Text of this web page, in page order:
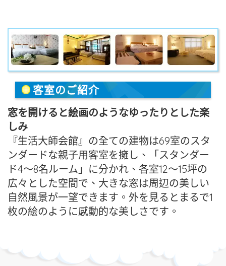
客室のご紹介
窓を開けると絵画のようなゆったりとした楽
しみ
『生活大師会館』の全ての建物は69室のスタ
ンダードな親子用客室を擁し、「スタンダー
ド4～8名ルーム」に分かれ、各室12～15坪の
広々とした空間で、大きな窓は周辺の美しい
自然風景が一望できます。外を見るとまるで1
枚の絵のように感動的な美しさです。